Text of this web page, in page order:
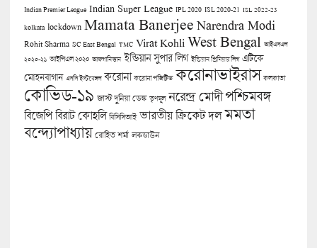
Indian Premier League Indian Super League IPL 2020 ISL 2020-21 ISL 2022-23
kolkata lockdown Mamata Banerjee Narendra Modi
Rohit Sharma SC East Bengal TMC Virat Kohli West Bengal আইএসএল
২০২০-২১ আইপিএল ২০২০ আফগানিস্তান ইন্ডিয়ান সুপার লিগ ইন্ডিয়ান প্রিমিয়ার লিগ এটিকে
মোহনবাগান এসসি ইস্টবেঙ্গল করোনা করোনা পজিটিভ করোনাভাইরাস কলকাতা
কোভিড-১৯ জাস্ট দুনিয়া ডেস্ক তৃণমূল নরেন্দ্র মোদী পশ্চিমবঙ্গ
বিজেপি বিরাট কোহলি বিসিসিআই ভারতীয় ক্রিকেট দল মমতা
বন্দ্যোপাধ্যায় রোহিত শর্মা লকডাউন